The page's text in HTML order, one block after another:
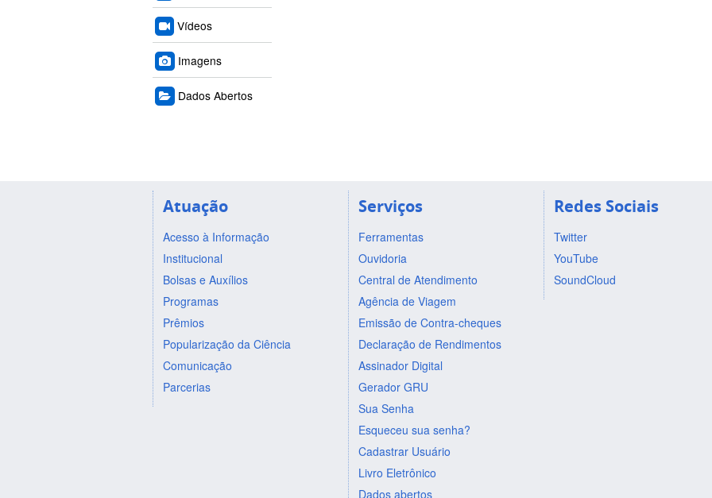
Vídeos
Imagens
Dados Abertos
Atuação
Acesso à Informação
Institucional
Bolsas e Auxílios
Programas
Prêmios
Popularização da Ciência
Comunicação
Parcerias
Serviços
Ferramentas
Ouvidoria
Central de Atendimento
Agência de Viagem
Emissão de Contra-cheques
Declaração de Rendimentos
Assinador Digital
Gerador GRU
Sua Senha
Esqueceu sua senha?
Cadastrar Usuário
Livro Eletrônico
Dados abertos
Redes Sociais
Twitter
YouTube
SoundCloud